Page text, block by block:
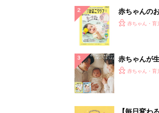
赤ちゃんの
てのひよこ
赤ちゃん・育
赤ちゃんが
ひよ」
赤ちゃん・育
【毎日変わ